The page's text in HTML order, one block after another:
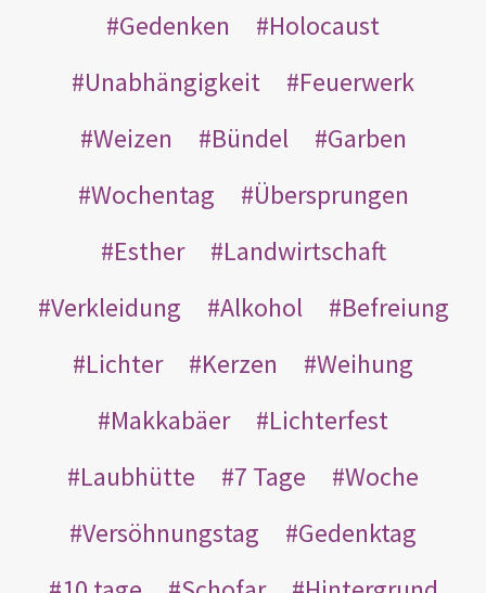
Gedenken
Holocaust
Unabhängigkeit
Feuerwerk
Weizen
Bündel
Garben
Wochentag
Übersprungen
Esther
Landwirtschaft
Verkleidung
Alkohol
Befreiung
Lichter
Kerzen
Weihung
Makkabäer
Lichterfest
Laubhütte
7 Tage
Woche
Versöhnungstag
Gedenktag